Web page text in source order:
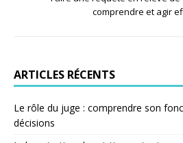
comprendre et agir
ARTICLES RÉCENTS
Le rôle du juge : comprendre son
décisions